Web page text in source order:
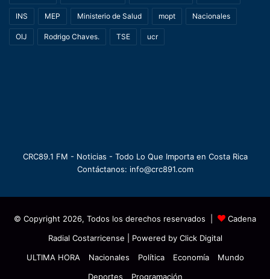
INS MEP Ministerio de Salud mopt Nacionales
OIJ Rodrigo Chaves. TSE ucr
CRC89.1 FM - Noticias - Todo Lo Que Importa en Costa Rica
Contáctanos: info@crc891.com
© Copyright 2026, Todos los derechos reservados |
Cadena
Radial Costarricense | Powered by Click Digital
ULTIMA HORA
Nacionales Política Economía
Mundo
Deportes
Programación